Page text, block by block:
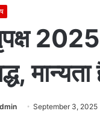
September 3, 2025